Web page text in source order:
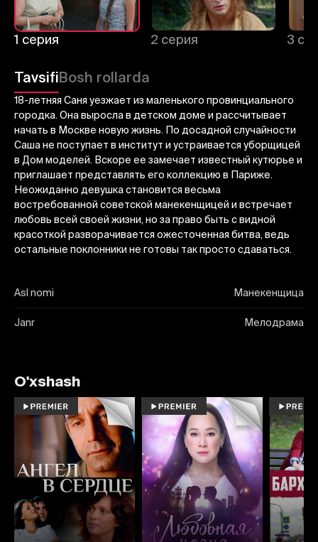
1 серия 2 серия 3
TavsifiBosh rollarda
18-летняя Саня уезжает из маленького провинциального
городка. Она выросла в детском доме и рассчитывает
начать в Москве новую жизнь. По досадной случайности
Саша не поступает в институт и устраивается уборщицей
в Дом моделей. Вскоре ее замечает известный кутюрье и
приглашает представлять его коллекцию в Париже.
Неожиданно девушка становится весьма
востребованной советской манекенщицей и встречает
любовь всей своей жизни, но за право быть с видной
красоткой разворачивается ожесточенная битва, ведь
остальные поклонники не готовы так просто сдаваться.
Asl nomi Манекенщица
Janr Мелодрама
O'xshash